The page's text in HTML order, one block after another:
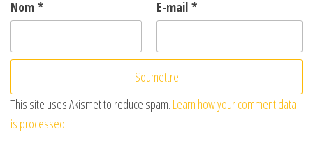
Nom * E-mail *
This site uses Akismet to reduce spam. Learn how your comment data
is processed.